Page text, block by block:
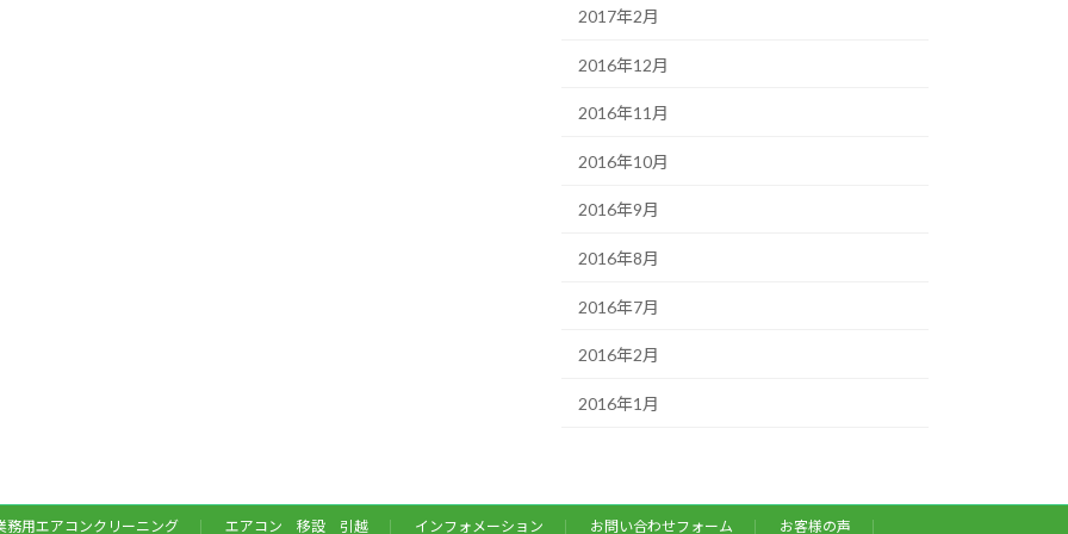
2017年2月
2016年12月
2016年11月
2016年10月
2016年9月
2016年8月
2016年7月
2016年2月
2016年1月
務用エアコンクリーニング エアコン 移設 引越 インフォメーション お問い合わせフォーム お客様の声